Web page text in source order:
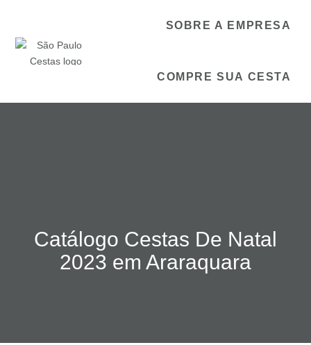
SOBRE A EMPRESA
COMPRE SUA CESTA
Catálogo Cestas De Natal
2023 em Araraquara